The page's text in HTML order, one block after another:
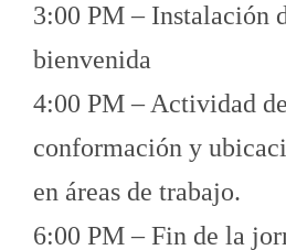
3:00 PM – Instalación
bienvenida
4:00 PM – Actividad de
conformación y
en áreas de trabajo.
6:00 PM – Fin de la